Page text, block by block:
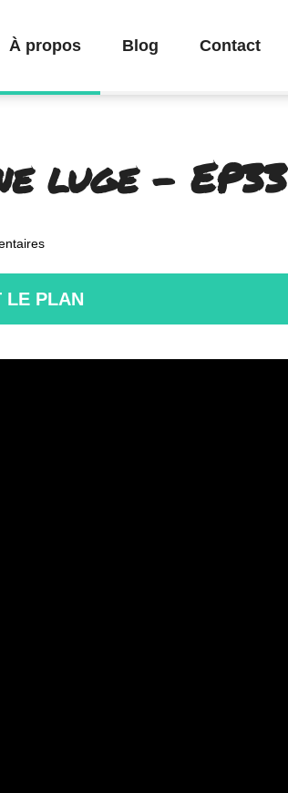
À propos Blog Contact
luge – EP33
LE PLAN